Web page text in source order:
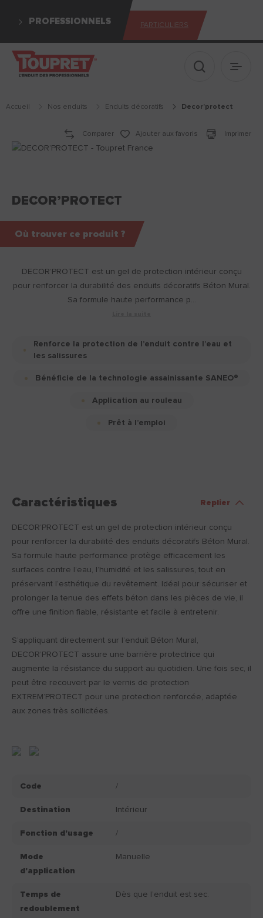
PROFESSIONNELS PARTICULIERS
Afficher le
Accueil Nos enduits enduits décoratifs decor’protect
Comparer Ajouter aux favoris Imprimer
DECOR’PROTECT
DECOR’PROTECT est un gel de protection intérieur conçu
pour renforcer la durabilité des enduits décoratifs Béton Mural.
Sa formule haute performance p...
Renforce la protection de l’enduit contre l’eau et
les salissures
Bénéficie de la technologie assainissante SANEO®
Application au rouleau
Prêt à l’emploi
Où trouver ce produit ?
Caractéristiques Replier
DECOR’PROTECT est un gel de protection intérieur conçu
pour renforcer la durabilité des enduits décoratifs Béton Mural.
Sa formule haute performance protège efficacement les
surfaces contre l’eau, l’humidité et les salissures, tout en
préservant l’esthétique du revêtement. Idéal pour sécuriser et
prolonger la tenue des effets béton dans les pièces de vie, il
offre une finition fiable, résistante et facile à entretenir.
S’appliquant directement sur l’enduit Béton Mural,
DECOR’PROTECT assure une barrière protectrice qui
augmente la résistance du support au quotidien. Une fois sec, il
peut être recouvert par le vernis de protection
EXTREM’PROTECT pour une protection renforcée, adaptée
aux zones très sollicitées.
Code /
Destination Intérieur
Fonction d'usage /
Mode
d'application
Manuelle
Temps de
redoublement
Dès que l’enduit est sec.